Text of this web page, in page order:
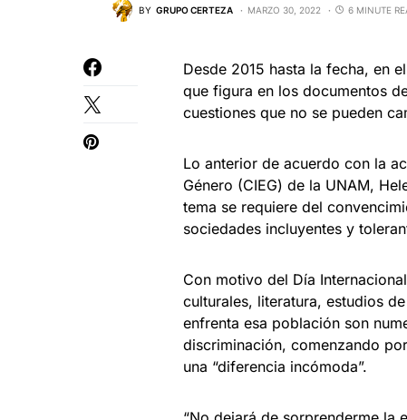
BY GRUPO CERTEZA MARZO 30, 2022 6 MINUTE
Desde 2015 hasta la fecha, en
que figura en los documentos
cuestiones que no se pueden
Lo anterior de acuerdo con la
Género (CIEG) de la UNAM,
tema se requiere del
sociedades incluyentes y
Con motivo del Día
culturales, literatura, estudios
enfrenta esa población son
discriminación, comenzando
una “diferencia incómoda”.